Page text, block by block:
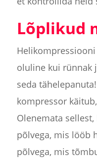
Lõplikud
oluline kui rünnak
seda
kompressor
Olenemata
põlvega, mis lööb
põlvega, mis